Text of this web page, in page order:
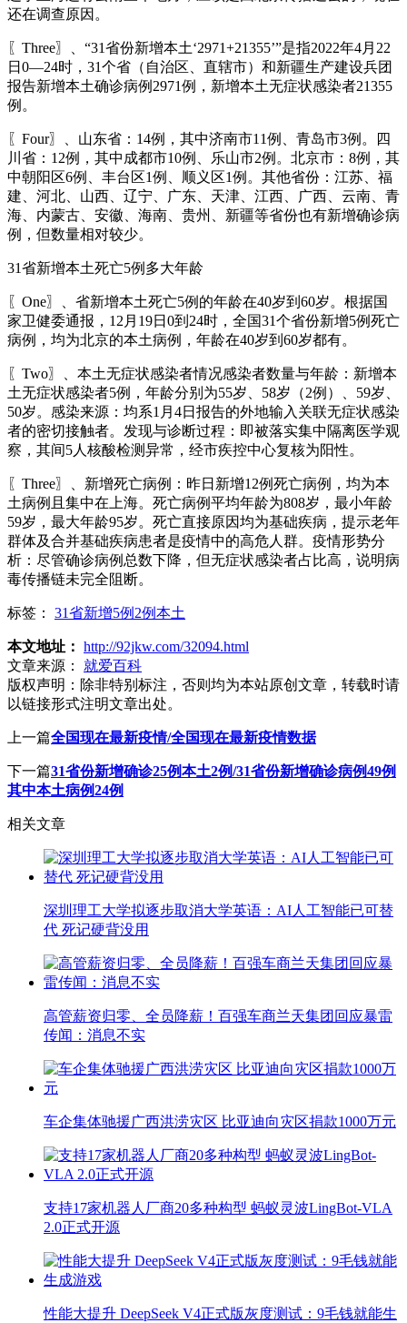
还在调查原因。
〖Three〗、“31省份新增本土‘2971+21355’”是指2022年4月22
日0—24时，31个省（自治区、直辖市）和新疆生产建设兵团
报告新增本土确诊病例2971例，新增本土无症状感染者21355
例。
〖Four〗、山东省：14例，其中济南市11例、青岛市3例。四
川省：12例，其中成都市10例、乐山市2例。北京市：8例，其
中朝阳区6例、丰台区1例、顺义区1例。其他省份：江苏、福
建、河北、山西、辽宁、广东、天津、江西、广西、云南、青
海、内蒙古、安徽、海南、贵州、新疆等省份也有新增确诊病
例，但数量相对较少。
31省新增本土死亡5例多大年龄
〖One〗、省新增本土死亡5例的年龄在40岁到60岁。根据国
家卫健委通报，12月19日0到24时，全国31个省份新增5例死亡
病例，均为北京的本土病例，年龄在40岁到60岁都有。
〖Two〗、本土无症状感染者情况感染者数量与年龄：新增本
土无症状感染者5例，年龄分别为55岁、58岁（2例）、59岁、
50岁。感染来源：均系1月4日报告的外地输入关联无症状感染
者的密切接触者。发现与诊断过程：即被落实集中隔离医学观
察，其间5人核酸检测异常，经市疾控中心复核为阳性。
〖Three〗、新增死亡病例：昨日新增12例死亡病例，均为本
土病例且集中在上海。死亡病例平均年龄为808岁，最小年龄
59岁，最大年龄95岁。死亡直接原因均为基础疾病，提示老年
群体及合并基础疾病患者是疫情中的高危人群。疫情形势分
析：尽管确诊病例总数下降，但无症状感染者占比高，说明病
毒传播链未完全阻断。
标签： 31省新增5例2例本土
本文地址： http://92jkw.com/32094.html
文章来源：
就爱百科
版权声明： 除非特别标注，否则均为本站原创文章，转载时请
以链接形式注明文章出处。
上一篇全国现在最新疫情/全国现在最新疫情数据
下一篇31省份新增确诊25例本土2例/31省份新增确诊病例49例
其中本土病例24例
相关文章
深圳理工大学拟逐步取消大学英语：AI人工智能已可替
代 死记硬背没用
高管薪资归零、全员降薪！百强车商兰天集团回应暴雷
传闻：消息不实
车企集体驰援广西洪涝灾区 比亚迪向灾区捐款1000万元
支持17家机器人厂商20多种构型 蚂蚁灵波LingBot-VLA
2.0正式开源
性能大提升 DeepSeek V4正式版灰度测试：9毛钱就能生